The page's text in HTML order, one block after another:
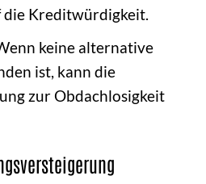
Kreditwürdigkeit.
keine alternative
ist, kann die
zur Obdachlosigkeit